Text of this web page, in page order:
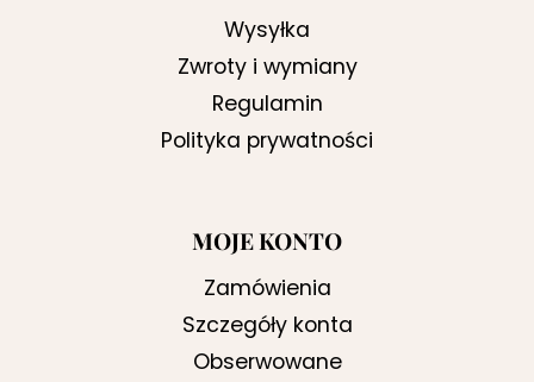
Wysyłka
Zwroty i wymiany
Regulamin
Polityka prywatności
MOJE KONTO
Zamówienia
Szczegóły konta
Obserwowane